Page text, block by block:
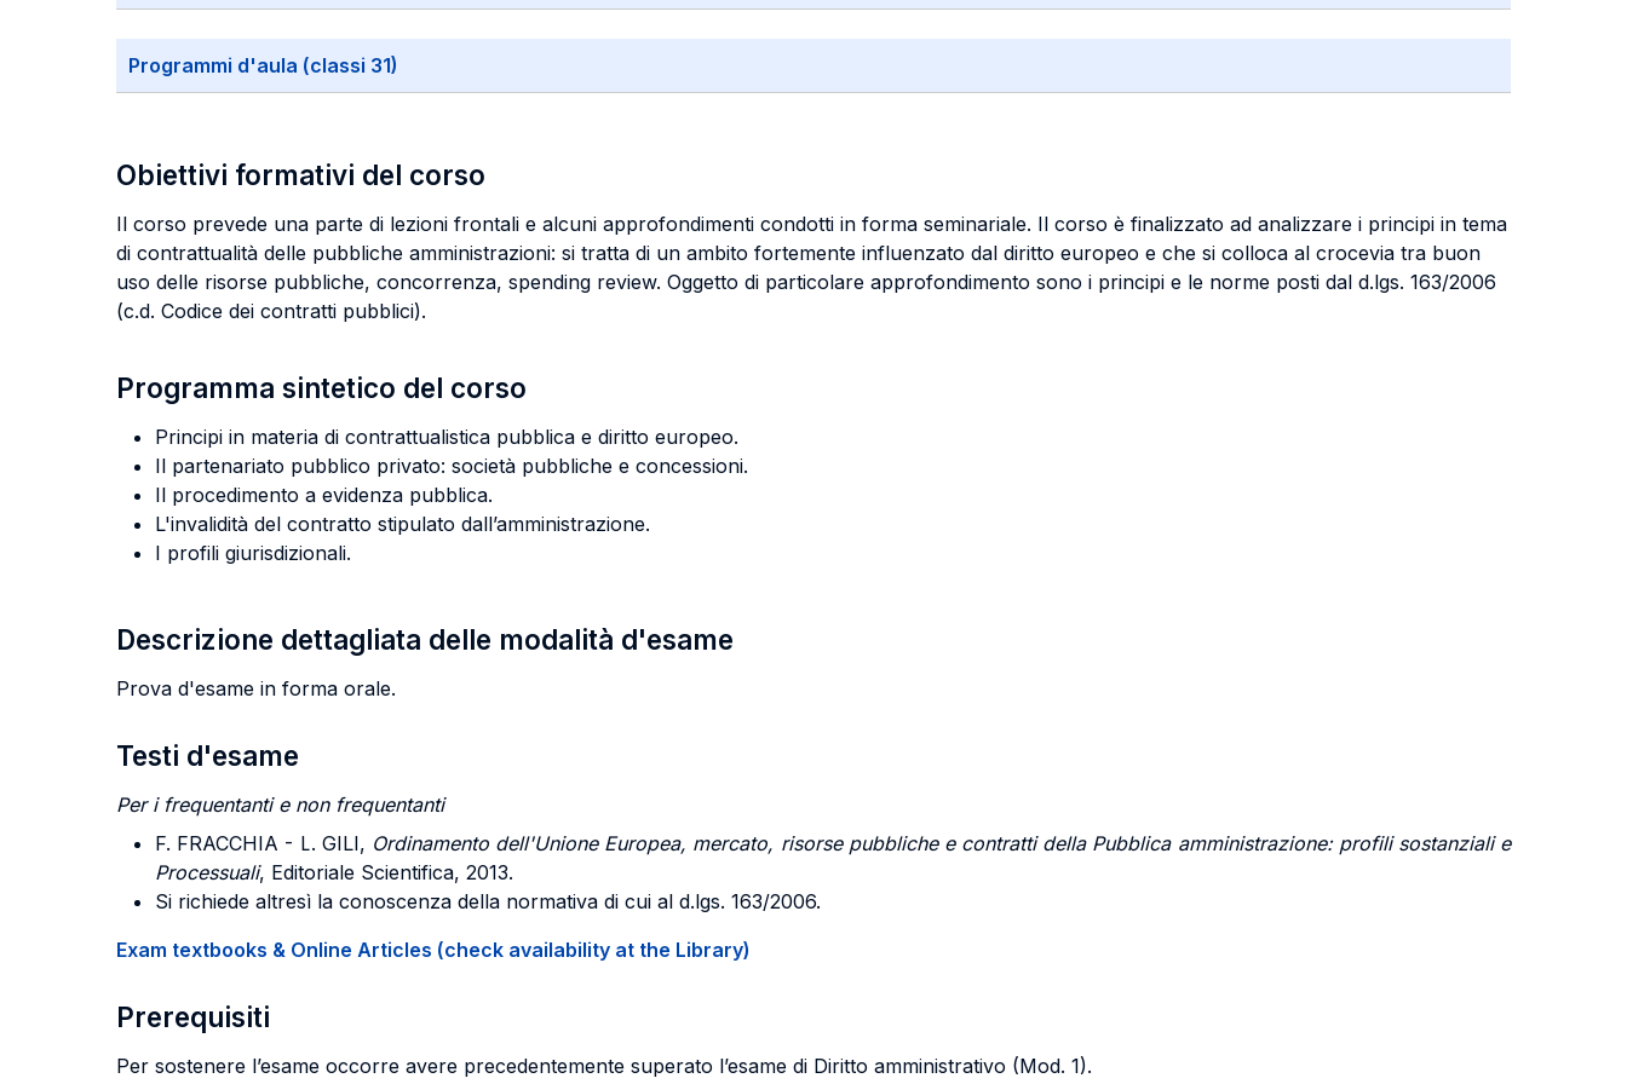
Programmi d'aula (classi 31)
Obiettivi formativi del corso
Il corso prevede una parte di lezioni frontali e alcuni approfondimenti condotti in forma seminariale. Il corso è finalizzato ad analizzare i principi in tema
di contrattualità delle pubbliche amministrazioni: si tratta di un ambito fortemente influenzato dal diritto europeo e che si colloca al crocevia tra buon
uso delle risorse pubbliche, concorrenza, spending review. Oggetto di particolare approfondimento sono i principi e le norme posti dal d.lgs. 163/2006
(c.d. Codice dei contratti pubblici).
Programma sintetico del corso
Principi in materia di contrattualistica pubblica e diritto europeo.
Il partenariato pubblico privato: società pubbliche e concessioni.
Il procedimento a evidenza pubblica.
L'invalidità del contratto stipulato dall’amministrazione.
I profili giurisdizionali.
Descrizione dettagliata delle modalità d'esame
Prova d'esame in forma orale.
Testi d'esame
Per i frequentanti e non frequentanti
F. FRACCHIA - L. GILI, Ordinamento dell'Unione Europea, mercato, risorse pubbliche e contratti della Pubblica amministrazione: profili sostanziali e
Processuali, Editoriale Scientifica, 2013.
Si richiede altresì la conoscenza della normativa di cui al d.lgs. 163/2006.
Exam textbooks & Online Articles (check availability at the Library)
Prerequisiti
Per sostenere l’esame occorre avere precedentemente superato l’esame di Diritto amministrativo (Mod. 1).